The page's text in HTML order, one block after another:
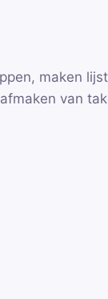
maken
van